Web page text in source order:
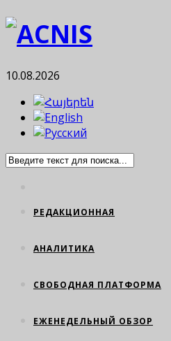
10.08.2026
РЕДАКЦИОННАЯ
АНАЛИТИКА
СВОБОДНАЯ ПЛАТФОРМА
ЕЖЕНЕДЕЛЬНЫЙ ОБЗОР